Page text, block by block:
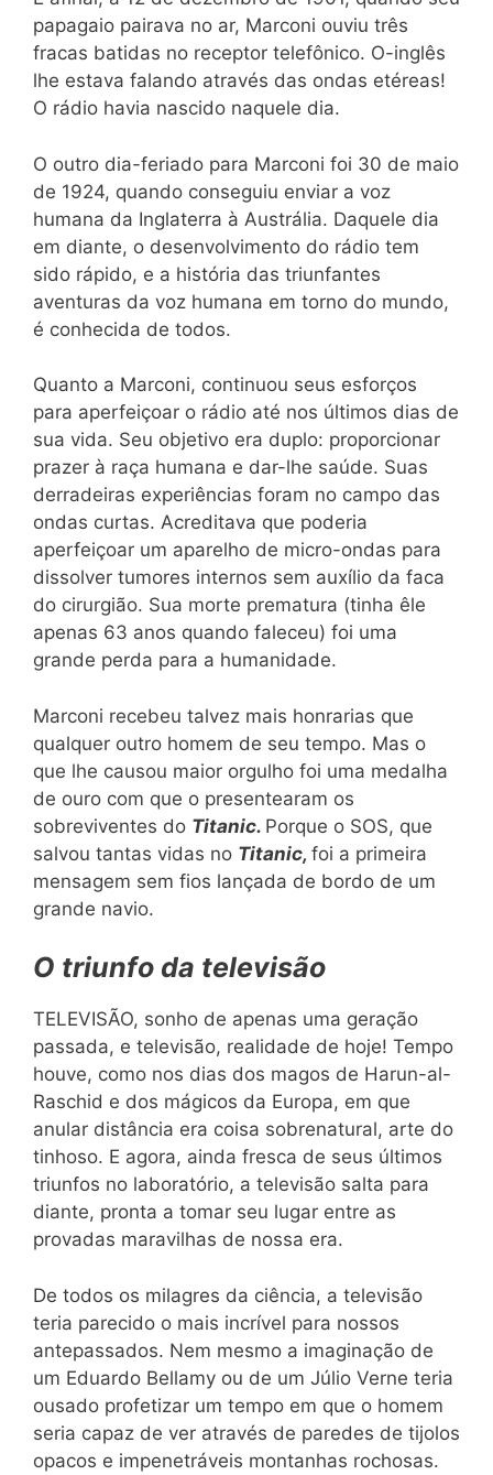
papagaio pairava no ar, Marconi ouviu três
fracas batidas no receptor telefônico. O-inglês
lhe estava falando através das ondas etéreas!
O rádio havia nascido naquele dia.
O outro dia-feriado para Marconi foi 30 de maio
de 1924, quando conseguiu enviar a voz
humana da Inglaterra à Austrália. Daquele dia
em diante, o desenvolvimento do rádio tem
sido rápido, e a história das triunfantes
aventuras da voz humana em torno do mundo,
é conhecida de todos.
Quanto a Marconi, continuou seus esforços
para aperfeiçoar o rádio até nos últimos dias de
sua vida. Seu objetivo era duplo: proporcionar
prazer à raça humana e dar-lhe saúde. Suas
derradeiras experiências foram no campo das
ondas curtas. Acreditava que poderia
aperfeiçoar um aparelho de micro-ondas para
dissolver tumores internos sem auxílio da faca
do cirurgião. Sua morte prematura (tinha êle
apenas 63 anos quando faleceu) foi uma
grande perda para a humanidade.
Marconi recebeu talvez mais honrarias que
qualquer outro homem de seu tempo. Mas o
que lhe causou maior orgulho foi uma medalha
de ouro com que o presentearam os
sobreviventes do Titanic. Porque o SOS, que
salvou tantas vidas no Titanic, foi a primeira
mensagem sem fios lançada de bordo de um
grande navio.
O triunfo da televisão
TELEVISÃO, sonho de apenas uma geração
passada, e televisão, realidade de hoje! Tempo
houve, como nos dias dos magos de Harun-al-
Raschid e dos mágicos da Europa, em que
anular distância era coisa sobrenatural, arte do
tinhoso. E agora, ainda fresca de seus últimos
triunfos no laboratório, a televisão salta para
diante, pronta a tomar seu lugar entre as
provadas maravilhas de nossa era.
De todos os milagres da ciência, a televisão
teria parecido o mais incrível para nossos
antepassados. Nem mesmo a imaginação de
um Eduardo Bellamy ou de um Júlio Verne teria
ousado profetizar um tempo em que o homem
seria capaz de ver através de paredes de tijolos
opacos e impenetráveis montanhas rochosas.